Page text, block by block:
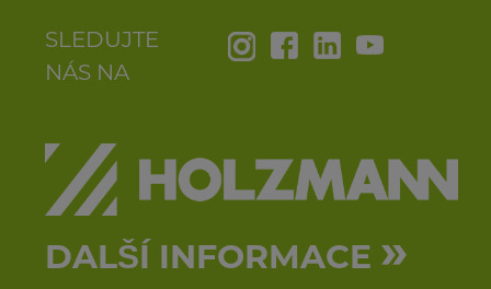
SLEDUJTE
NÁS NA
DALŠÍ INFORMACE »